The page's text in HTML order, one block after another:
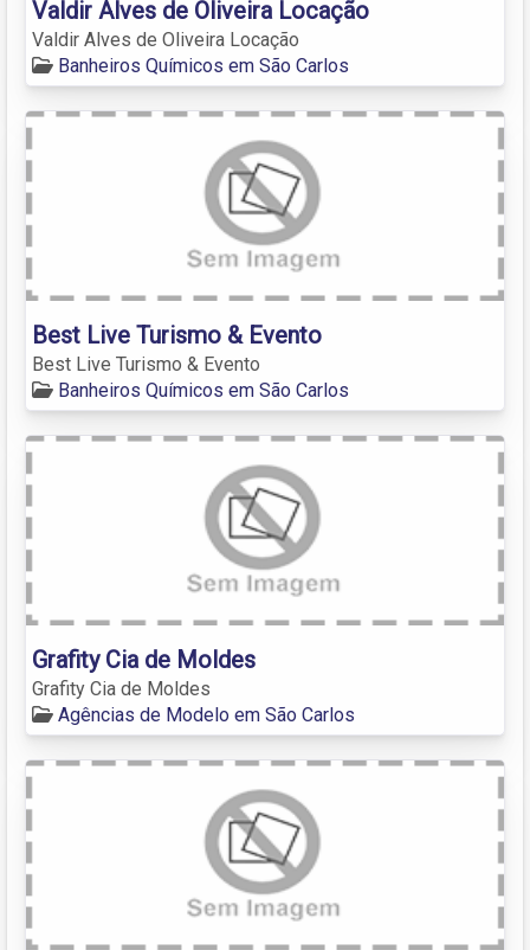
Valdir Alves de Oliveira Locação
Valdir Alves de Oliveira Locação
Banheiros Químicos em São Carlos
Best Live Turismo & Evento
Best Live Turismo & Evento
Banheiros Químicos em São Carlos
Grafity Cia de Moldes
Grafity Cia de Moldes
Agências de Modelo em São Carlos